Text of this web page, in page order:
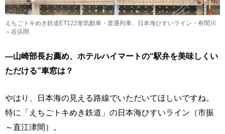
えちごトキめき鉄道ET122形気動車・普通列車、日本海ひすいライン・有間川
～谷浜間
―山崎部長お薦め、ホテルハイマートの“駅弁を美味しくい
ただける”車窓は？
やはり、日本海の見える路線でいただいてほしいですね。
特に「えちごトキめき鉄道」の日本海ひすいライン（市振
～直江津間）。